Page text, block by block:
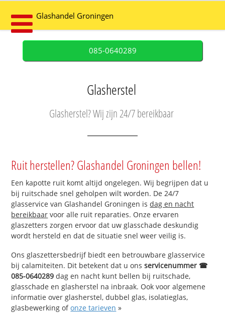
Glashandel Groningen
085-0640289
Glasherstel
Glasherstel? Wij zijn 24/7 bereikbaar
Ruit herstellen? Glashandel Groningen bellen!
Een kapotte ruit komt altijd ongelegen. Wij begrijpen dat u
bij ruitschade snel geholpen wilt worden. De 24/7
glasservice van Glashandel Groningen isdag en nacht
bereikbaar voor alle ruit reparaties. Onze ervaren
glaszetters zorgen ervoor dat uw glasschade deskundig
wordt hersteld en dat de situatie snel weer veilig is.
Ons glaszettersbedrijf biedt een betrouwbare glasservice
bij calamiteiten. Dit betekent dat u onsservicenummer ☎
085-0640289 dag en nacht kunt bellen bij ruitschade,
glasschade en glasherstel na inbraak. Ook voor algemene
informatie over glasherstel, dubbel glas, isolatieglas,
glasbewerking ofonze tarieven »